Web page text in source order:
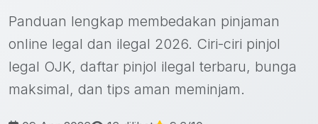
Panduan lengkap membedakan pinjaman
online legal dan ilegal 2026. Ciri-ciri pinjol
legal OJK, daftar pinjol ilegal terbaru, bunga
maksimal, dan tips aman meminjam.